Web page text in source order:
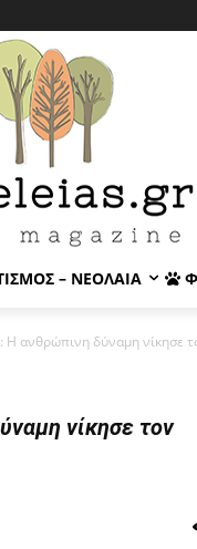
– ΝΕΟΛΑΊΑ
Η ανθρώπινη δύναμη νίκησε
νίκησε τον